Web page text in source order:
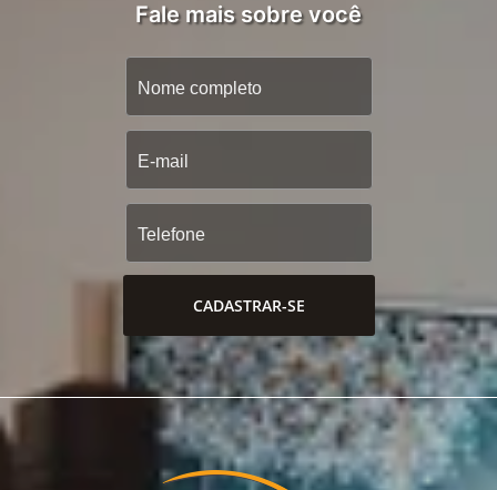
Fale mais sobre você
CADASTRAR-SE